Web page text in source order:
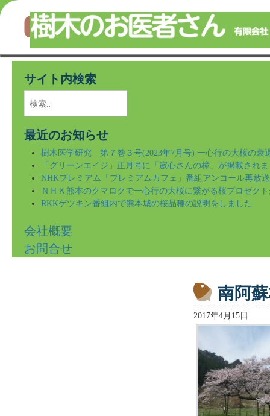
Skip
サイト内検索
索:
最近のお知らせ
樹木医学研究 第７巻３号(2023年7月号) 一心行の大桜の衰
「グリーンエイジ」正月号に「寂心さんの樟」が掲載され
NHKプレミアム「プレミアムカフェ」番組アンコール再放
ＮＨＫ熊本のクマロクで一心行の大桜に繋がる桜プロゼク
RKKゲツキン番組内で熊本城の桜品種の説明をしました
会社概要
お問合せ
南阿
2017年4月15日